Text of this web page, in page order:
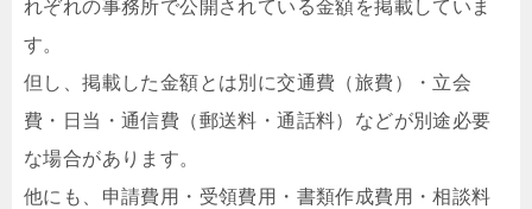
れぞれの事務所で公開されている金額を掲載していま
す。
但し、掲載した金額とは別に交通費（旅費）・立会
費・日当・通信費（郵送料・通話料）などが別途必要
な場合があります。
他にも、申請費用・受領費用・書類作成費用・相談料